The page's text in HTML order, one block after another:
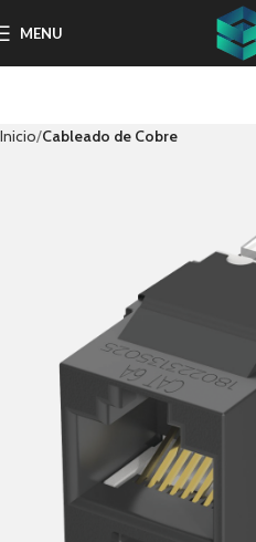
MENU
Inicio Cableado de Cobre